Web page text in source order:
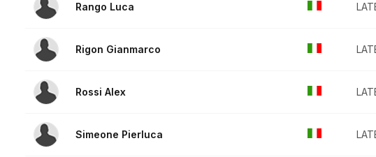
Rango Luca
Rigon Gianmarco
Rossi Alex
Simeone Pierluca